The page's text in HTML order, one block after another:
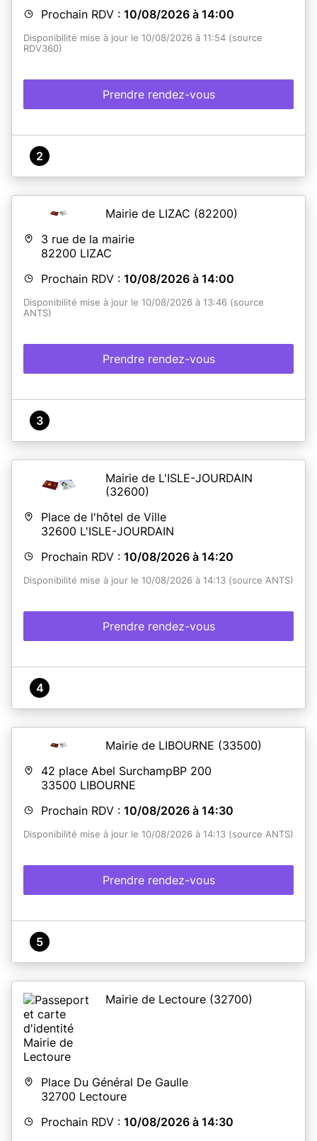
Prochain RDV : 10/08/2026 à 14:00
Disponibilité mise à jour le 10/08/2026 à 11:54 (source
RDV360)
Prendre rendez-vous
2
Mairie de LIZAC (82200)
3 rue de la mairie
82200 LIZAC
Prochain RDV : 10/08/2026 à 14:00
Disponibilité mise à jour le 10/08/2026 à 13:46 (source
ANTS)
Prendre rendez-vous
3
Mairie de L'ISLE-JOURDAIN
(32600)
Place de l'hôtel de Ville
32600 L'ISLE-JOURDAIN
Prochain RDV : 10/08/2026 à 14:20
Disponibilité mise à jour le 10/08/2026 à 14:13 (source ANTS)
Prendre rendez-vous
4
Mairie de LIBOURNE (33500)
42 place Abel SurchampBP 200
33500 LIBOURNE
Prochain RDV : 10/08/2026 à 14:30
Disponibilité mise à jour le 10/08/2026 à 14:13 (source ANTS)
Prendre rendez-vous
5
Mairie de Lectoure (32700)
Place Du Général De Gaulle
32700 Lectoure
Prochain RDV : 10/08/2026 à 14:30